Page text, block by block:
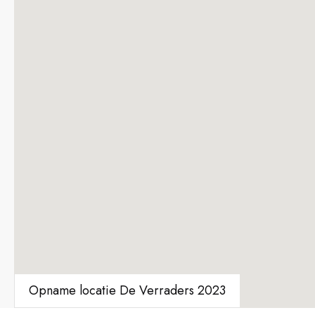
Opname locatie De Verraders 2023